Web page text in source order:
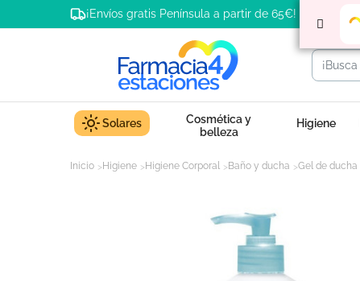
¡Envíos gratis Península a partir de 65€!
Solares
Cosmética y
belleza
Higiene
Inicio Higiene Higiene Corporal Baño y ducha Gel de ducha